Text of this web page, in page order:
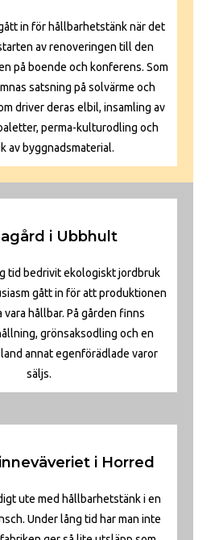
in för hållbarhetstänk när det
av renoveringen till den
på boende och konferens. Som
satsning på solvärme och
driver deras elbil, insamling av
perma-kulturodling och
av byggnadsmaterial.
i Ubbhult
tid bedrivit ekologiskt jordbruk
gått in för att produktionen
vara hållbar. På gården finns
grönsaksodling och en
annat egenförädlade varor
säljs.
i Horred
ute med hållbarhetstänk i en
Under lång tid har man inte